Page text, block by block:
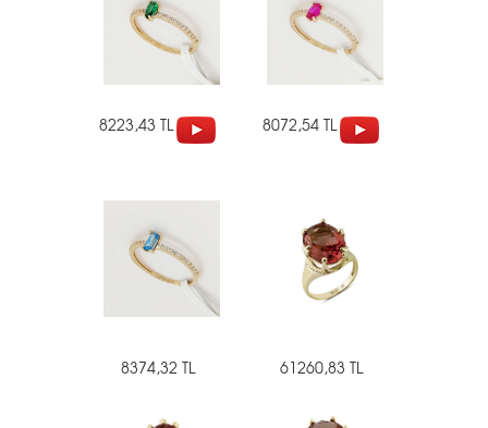
8223,43 TL 8072,54 TL
8374,32 TL 61260,83 TL